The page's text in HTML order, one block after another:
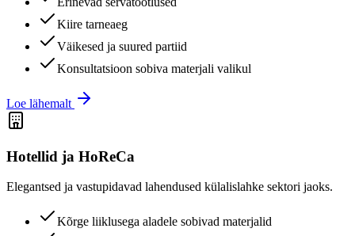
Kiire tarneaeg
Väikesed ja suured partiid
Konsultatsioon sobiva materjali valikul
Loe lähemalt
Hotellid ja HoReCa
Elegantsed ja vastupidavad lahendused külalislahke sektori jaoks.
Kõrge liiklusega aladele sobivad materjalid